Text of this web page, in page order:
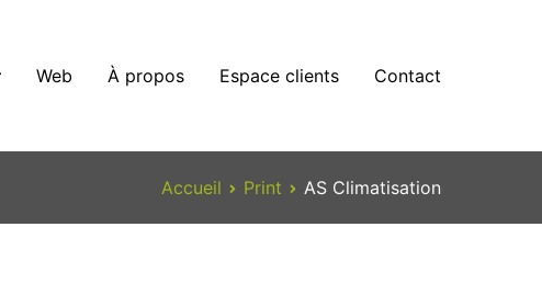
Web À propos Espace clients Contact
Accueil Print AS Climatisation